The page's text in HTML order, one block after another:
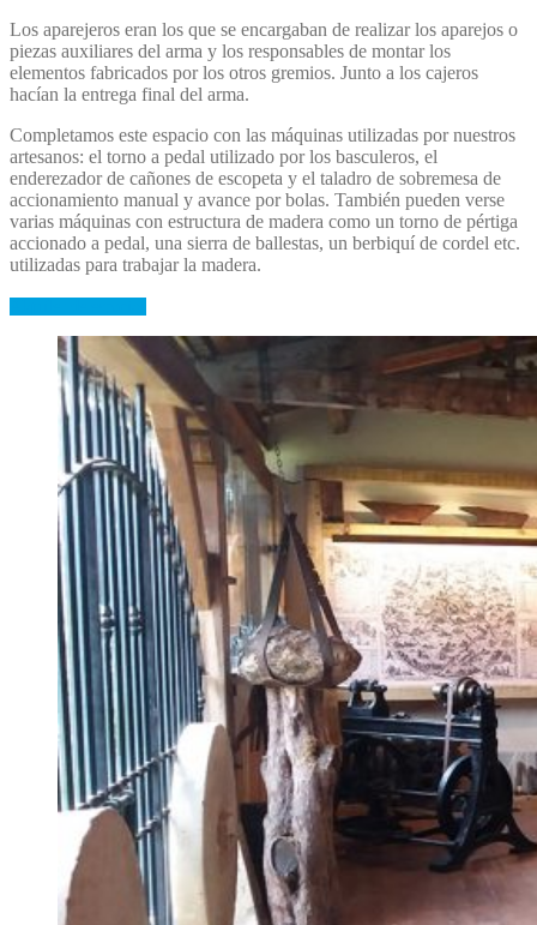
Los aparejeros eran los que se encargaban de realizar los aparejos o
piezas auxiliares del arma y los responsables de montar los
elementos fabricados por los otros gremios. Junto a los cajeros
hacían la entrega final del arma.
Completamos este espacio con las máquinas utilizadas por nuestros
artesanos: el torno a pedal utilizado por los basculeros, el
enderezador de cañones de escopeta y el taladro de sobremesa de
accionamiento manual y avance por bolas. También pueden verse
varias máquinas con estructura de madera como un torno de pértiga
accionado a pedal, una sierra de ballestas, un berbiquí de cordel etc.
utilizadas para trabajar la madera.